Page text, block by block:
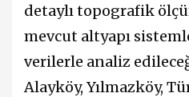
detaylı topografik
mevcut altyapı
verilerle analiz
Alayköy, Yılmazköy,